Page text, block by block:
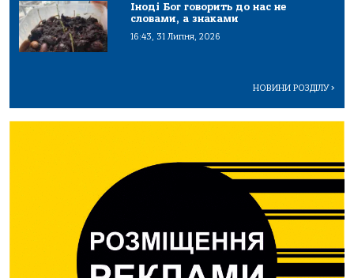
Іноді Бог говорить до нас не
словами, а знаками
16:43, 31 Липня, 2026
НОВИНИ РОЗДІЛУ>